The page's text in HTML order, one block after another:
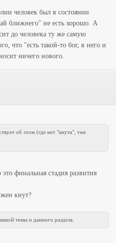
человек был в состоянии
ближнего" не есть хорошо. А
до человека ту же самую
что "есть такой-то бог, в него и
ничего нового.
об этом (где нет "кнута", там
финальная стадия развития
кнут?
темы и данного раздела.